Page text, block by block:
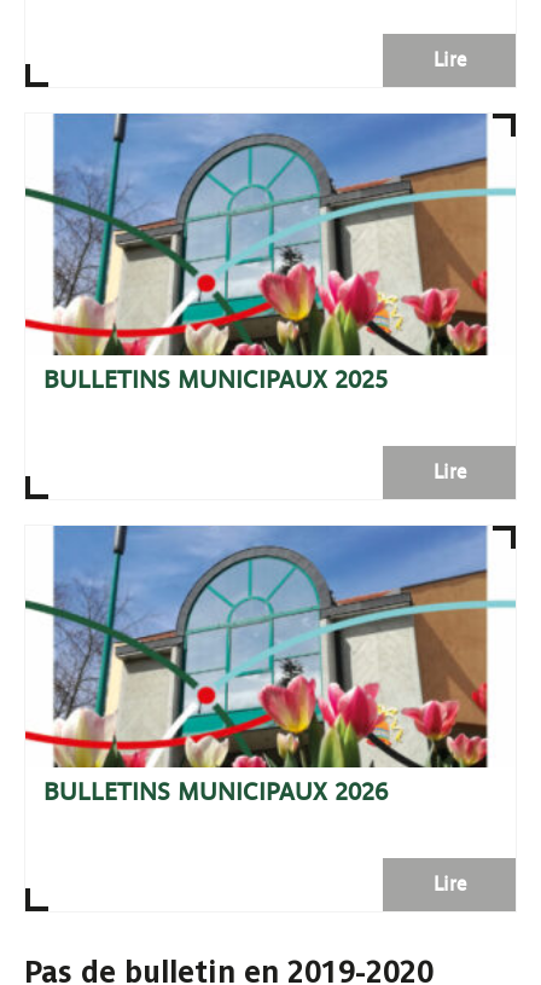
Lire
BULLETINS MUNICIPAUX 2025
Lire
BULLETINS MUNICIPAUX 2026
Lire
Pas de bulletin en 2019-2020